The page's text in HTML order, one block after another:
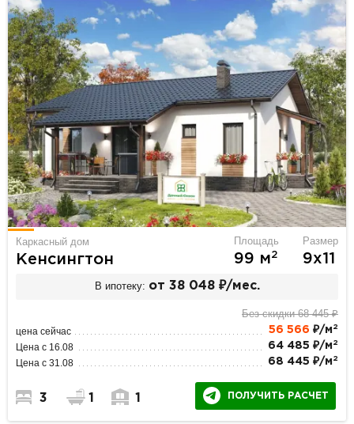
Каркасный дом
Кенсингтон
Площадь
99 м2
Размер
9х11
В ипотеку: от 38 048 ₽/мес.
Без скидки 68 445 ₽
цена сейчас 56 566 ₽/м 2
Цена с 16.08 64 485 ₽/м 2
Цена с 31.08 68 445 ₽/м 2
3 1 1 ПОЛУЧИТЬ РАСЧЕТ